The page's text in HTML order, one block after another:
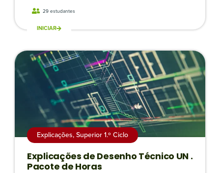
29 estudantes
INICIAR
Explicações,Superior 1.º Ciclo
Explicações de Desenho Técnico UN .
Pacote de Horas